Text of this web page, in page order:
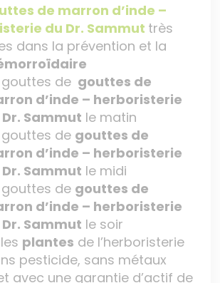
de marron d’inde –
du Dr. Sammut très
dans la prévention et la
de gouttes de
d’inde – herboristerie
Sammut le matin
de gouttes de
d’inde – herboristerie
Sammut le midi
de gouttes de
d’inde – herboristerie
Sammut le soir
plantes de l’herboristerie
pesticide, sans métaux
avec une garantie d’actif de